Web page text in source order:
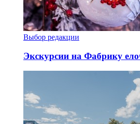
Выбор редакции
Экскурсии на Фабрику